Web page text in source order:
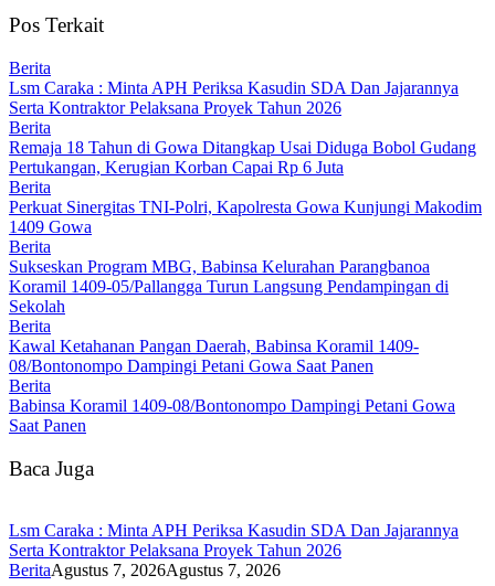
Pos Terkait
Berita
Lsm Caraka : Minta APH Periksa Kasudin SDA Dan Jajarannya
Serta Kontraktor Pelaksana Proyek Tahun 2026
Berita
Remaja 18 Tahun di Gowa Ditangkap Usai Diduga Bobol Gudang
Pertukangan, Kerugian Korban Capai Rp 6 Juta
Berita
Perkuat Sinergitas TNI-Polri, Kapolresta Gowa Kunjungi Makodim
1409 Gowa
Berita
Sukseskan Program MBG, Babinsa Kelurahan Parangbanoa
Koramil 1409-05/Pallangga Turun Langsung Pendampingan di
Sekolah
Berita
Kawal Ketahanan Pangan Daerah, Babinsa Koramil 1409-
08/Bontonompo Dampingi Petani Gowa Saat Panen
Berita
Babinsa Koramil 1409-08/Bontonompo Dampingi Petani Gowa
Saat Panen
Baca Juga
Lsm Caraka : Minta APH Periksa Kasudin SDA Dan Jajarannya
Serta Kontraktor Pelaksana Proyek Tahun 2026
BeritaAgustus 7, 2026Agustus 7, 2026